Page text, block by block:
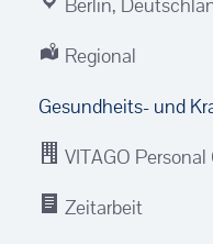
Regional
Gesundheits- und
VITAGO Personal
Zeitarbeit